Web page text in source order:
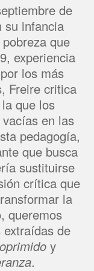
de
su infancia
que
experiencia
los más
Freire critica
que los
en las
pedagogía,
que busca
sustituirse
crítica que
la
queremos
de
y
.